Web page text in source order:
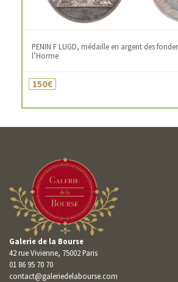
PENIN F LUGD, médaille en argent des
l’Horme
150€
Galerie de la Bourse
42 rue Vivienne, 75002 Paris
01 86 95 70 70
contact@galeriedelabourse.com